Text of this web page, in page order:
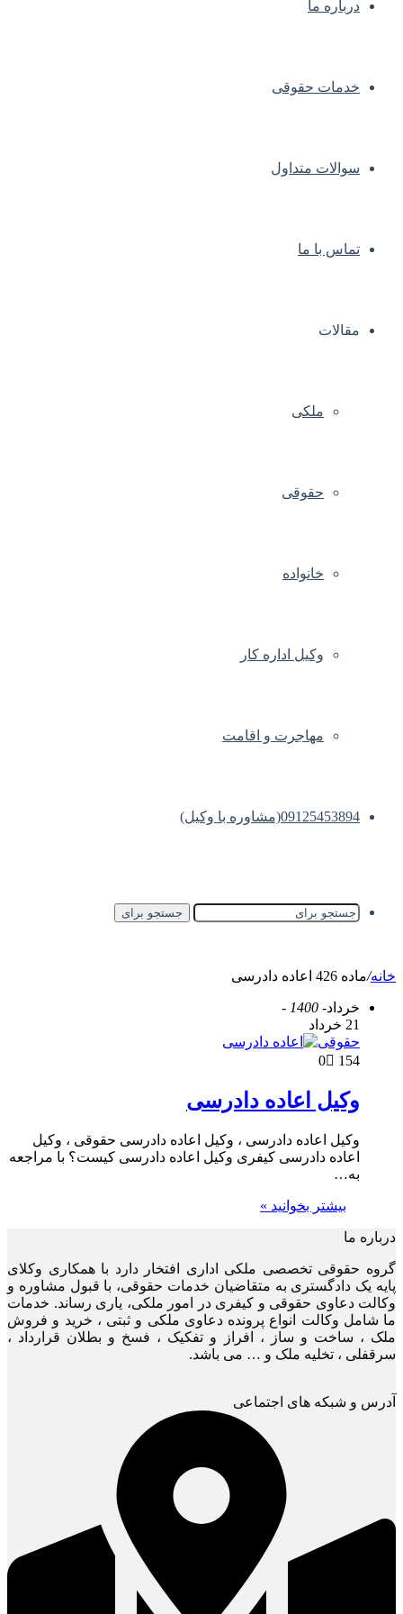
درباره ما
خدمات حقوقی
سوالات متداول
تماس با ما
مقالات
ملکی
حقوقی
خانواده
وکیل اداره کار
مهاجرت و اقامت
09125453894(مشاوره با وکیل)
جستجو برای
خانه/ماده 426 اعاده دادرسی
خرداد- 1400 -
21 خرداد
حقوقی
0
154
وکیل اعاده دادرسی
وکیل اعاده دادرسی ، وکیل اعاده دادرسی حقوقی ، وکیل
اعاده دادرسی کیفری وکیل اعاده دادرسی کیست؟ با مراجعه
به…
بیشتر بخوانید »
درباره ما
گروه حقوقی تخصصی ملکی اداری افتخار دارد با همکاری وکلای
پایه یک دادگستری به متقاضیان خدمات حقوقی، با قبول مشاوره و
وکالت دعاوی حقوقی و کیفری در امور ملکی، یاری رساند. خدمات
ما شامل وکالت انواع پرونده دعاوی ملکی و ثبتی ، خرید و فروش
ملک ، ساخت و ساز ، افراز و تفکیک ، فسخ و بطلان قرارداد ،
سرقفلی ، تخلیه ملک و … می باشد.
آدرس و شبکه های اجتماعی